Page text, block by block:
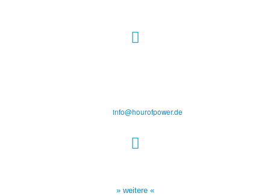
info@hourofpower.de
» weitere «